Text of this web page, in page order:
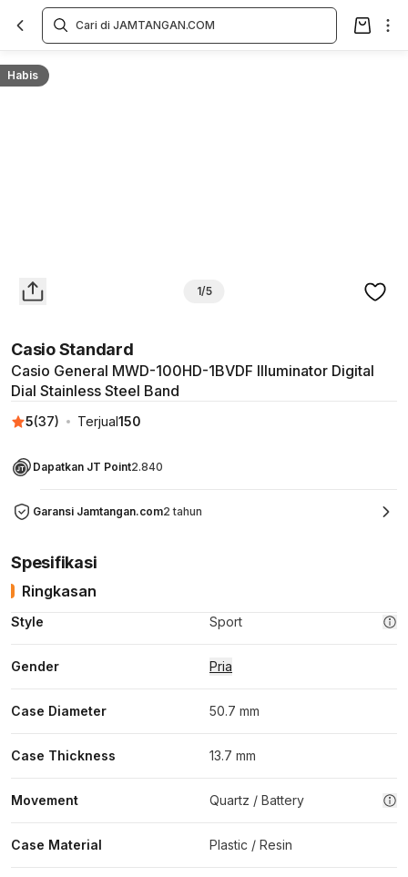
Habis
1/5
Casio Standard
Casio General MWD-100HD-1BVDF Illuminator Digital
Dial Stainless Steel Band
5(37) Terjual150
Dapatkan JT Point2.840
Garansi Jamtangan.com2 tahun
Overview
Spesifikasi
Ringkasan
Style Sport
Gender Pria
Case Diameter 50.7 mm
Case Thickness 13.7 mm
Movement Quartz / Battery
Case Material Plastic / Resin